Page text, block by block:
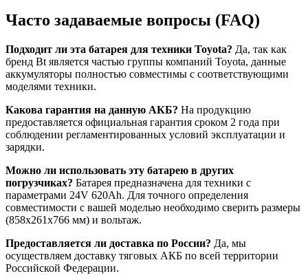
Часто задаваемые вопросы (FAQ)
Подходит ли эта батарея для техники Toyota? Да, так как
бренд Bt является частью группы компаний Toyota, данные
аккумуляторы полностью совместимы с соответствующими
моделями техники.
Какова гарантия на данную АКБ? На продукцию
предоставляется официальная гарантия сроком 2 года при
соблюдении регламентированных условий эксплуатации и
зарядки.
Можно ли использовать эту батарею в других
погрузчиках? Батарея предназначена для техники с
параметрами 24V 620Ah. Для точного определения
совместимости с вашей моделью необходимо сверить размеры
(858x261x766 мм) и вольтаж.
Предоставляется ли доставка по России? Да, мы
осуществляем доставку тяговых АКБ по всей территории
Российской Федерации.